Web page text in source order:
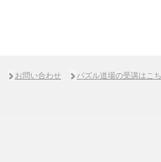
お問い合わせ パズル道場の受講はこ